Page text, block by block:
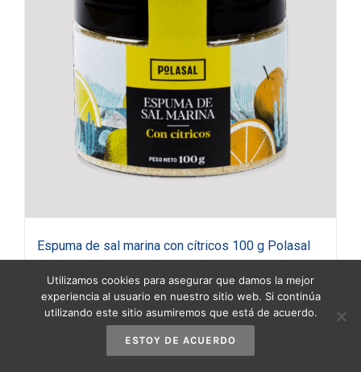
Espuma de sal marina con cítricos 100 g Polasal
3,90€ (IVA incluido)
Utilizamos cookies para asegurar que damos la mejor
experiencia al usuario en nuestro sitio web. Si continúa
utilizando este sitio asumiremos que está de acuerdo.
ESTOY DE ACUERDO